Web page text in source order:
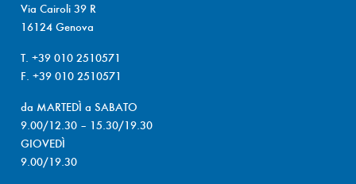
Via Cairoli 39 R
16124 Genova
T. +39 010 2510571
F. +39 010 2510571
da MARTEDÌ a SABATO
9.00/12.30 – 15.30/19.30
GIOVEDÌ
9.00/19.30